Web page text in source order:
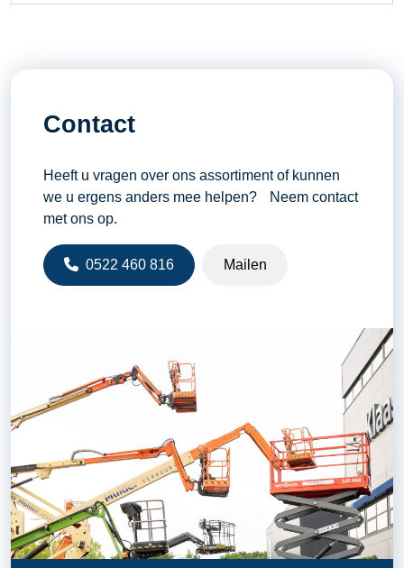
Contact
Heeft u vragen over ons assortiment of kunnen
we u ergens anders mee helpen? Neem contact
met ons op.
0522 460 816 Mailen